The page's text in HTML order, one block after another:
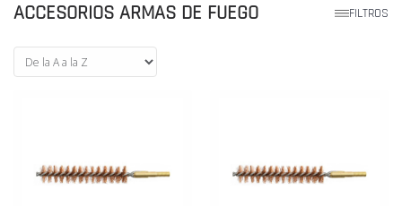
ACCESORIOS ARMAS DE FUEGO FILTROS